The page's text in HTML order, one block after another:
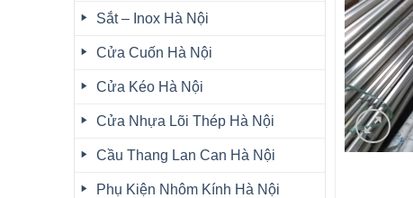
Sắt – Inox Hà Nội
Cửa Cuốn Hà Nội
Cửa Kéo Hà Nội
Cửa Nhựa Lõi Thép Hà Nội
Cầu Thang Lan Can Hà Nội
Phụ Kiện Nhôm Kính Hà Nội